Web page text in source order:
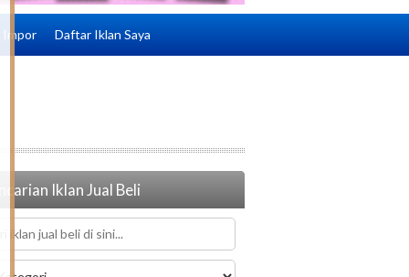
Impor Daftar Iklan Saya
Iklan Jual Beli